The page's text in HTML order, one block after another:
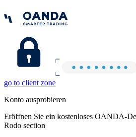
go to client zone
Konto ausprobieren
Eröffnen Sie ein kostenloses OANDA-
Rodo section